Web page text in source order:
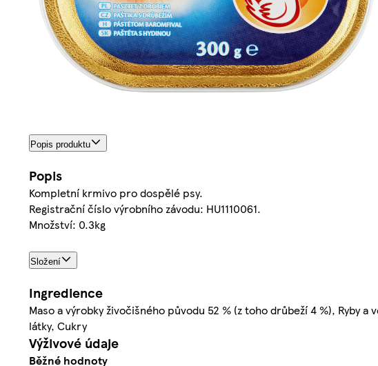
Popis produktu
Popis
Kompletní krmivo pro dospělé psy.
Registrační číslo výrobního závodu: HU1110061.
Množství: 0.3kg
Složení
Ingredience
Maso a výrobky živočišného původu 52 % (z toho drůbeží 4 %), Ryby
látky, Cukry
Výživové údaje
Běžné hodnoty